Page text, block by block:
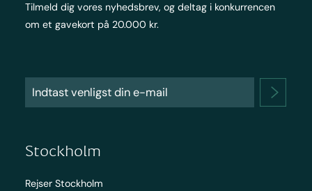
Tilmeld dig vores nyhedsbrev, og deltag i konkurrencen
om et gavekort på 20.000 kr.
Stockholm
Rejser Stockholm